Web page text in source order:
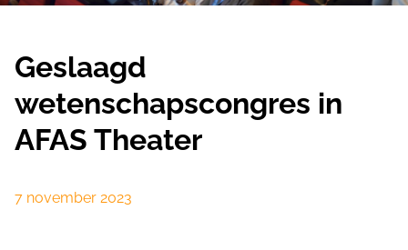
Geslaagd
wetenschapscongres in
AFAS Theater
7 november 2023